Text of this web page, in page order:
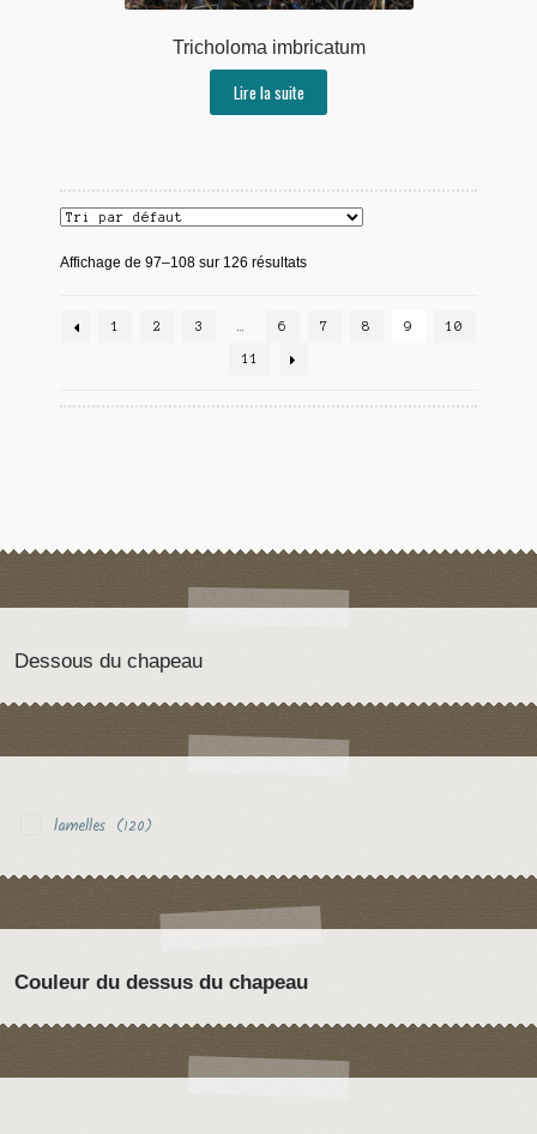
Tricholoma imbricatum
Lire la suite
Affichage de 97–108 sur 126 résultats
1 2 3 6 7 8 9 10
11
Dessous du chapeau
lamelles (120)
Couleur du dessus du chapeau